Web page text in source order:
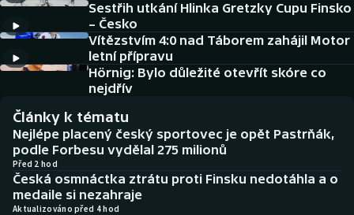
DALŠÍ SPORTY
Americký fotbal
Baseball a softbal
Basketbal
Biatlon
Boby a skeleton
NEPŘEHLÉDNĚTE
Historické návraty
Aplikace ČT sport
AZ kvíz
Sestřih utkání Hlinka Gretzky Cupu Finsko
– Česko
Vítězstvím 4:0 nad Táborem zahájil Motor
letní přípravu
Hörnig: Bylo důležité otevřít skóre co
nejdřív
Články k tématu
Nejlépe placený český sportovec je opět Pastrňák,
podle Forbesu vydělal 275 milionů
Před 2 hod
Česká osmnáctka ztrátu proti Finsku nedotáhla a o
medaile si nezahraje
Aktualizováno před 4 hod